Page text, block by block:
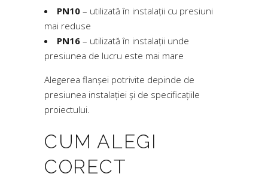
PN10 – utilizată în instalații cu presiuni
mai reduse
PN16 – utilizată în instalații unde
presiunea de lucru este mai mare
Alegerea flanșei potrivite depinde de
presiunea instalației și de specificațiile
proiectului.
CUM ALEGI
CORECT